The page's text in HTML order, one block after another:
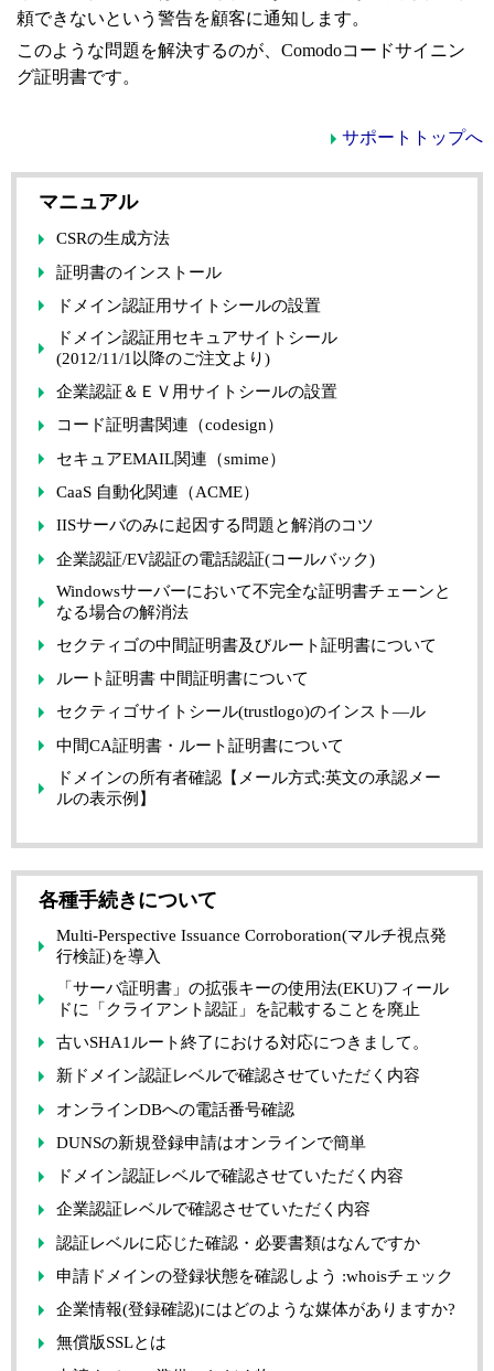
頼できないという警告を顧客に通知します。
このような問題を解決するのが、Comodoコードサイニン
グ証明書です。
サポートトップへ
マニュアル
CSRの生成方法
証明書のインストール
ドメイン認証用サイトシールの設置
ドメイン認証用セキュアサイトシール
(2012/11/1以降のご注文より)
企業認証＆ＥＶ用サイトシールの設置
コード証明書関連（codesign）
セキュアEMAIL関連（smime）
CaaS 自動化関連（ACME）
IISサーバのみに起因する問題と解消のコツ
企業認証/EV認証の電話認証(コールバック)
Windowsサーバーにおいて不完全な証明書チェーンと
なる場合の解消法
セクティゴの中間証明書及びルート証明書について
ルート証明書 中間証明書について
セクティゴサイトシール(trustlogo)のインスト―ル
中間CA証明書・ルート証明書について
ドメインの所有者確認【メール方式:英文の承認メー
ルの表示例】
各種手続きについて
Multi-Perspective Issuance Corroboration(マルチ視点発
行検証)を導入
「サーバ証明書」の拡張キーの使用法(EKU)フィール
ドに「クライアント認証」を記載することを廃止
古いSHA1ルート終了における対応につきまして。
新ドメイン認証レベルで確認させていただく内容
オンラインDBへの電話番号確認
DUNSの新規登録申請はオンラインで簡単
ドメイン認証レベルで確認させていただく内容
企業認証レベルで確認させていただく内容
認証レベルに応じた確認・必要書類はなんですか
申請ドメインの登録状態を確認しよう :whoisチェック
企業情報(登録確認)にはどのような媒体がありますか?
無償版SSLとは